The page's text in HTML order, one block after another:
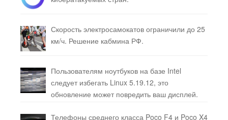
Скорость электросамокатов ограничили до 25
км/ч. Решение кабмина РФ.
Пользователям ноутбуков на базе Intel
следует избегать Linux 5.19.12, это
обновление может повредить ваш дисплей.
Телефоны среднего класса Poco F4 и Poco X4